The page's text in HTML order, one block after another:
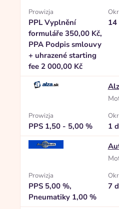
Prowizja
PPL Vyplnění
formuláře 350,00 Kč,
PPA Podpis smlouvy
+ uhrazené starting
fee 2 000,00 Kč
14
Prowizja
PPS 1,50 - 5,00 % 1
Prowizja
PPS 5,00 %,
Pneumatiky 1,00 %
7